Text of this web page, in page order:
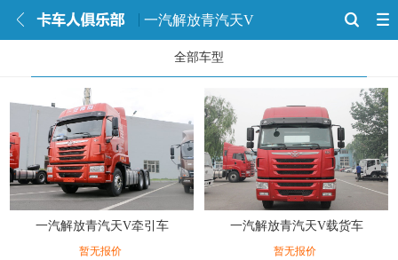
一汽解放青汽天V
全部车型
一汽解放青汽天V牵引车
暂无报价
一汽解放青汽天V载货车
暂无报价